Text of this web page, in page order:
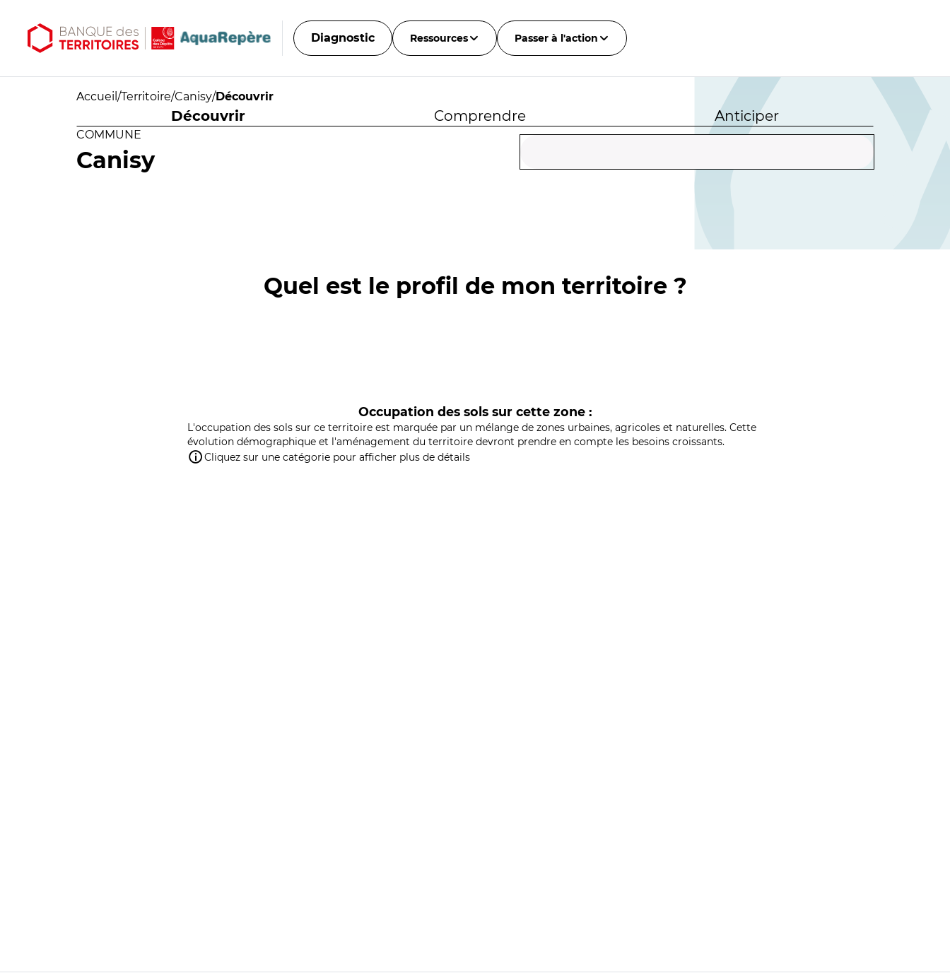
Diagnostic Ressources Passer à l'action
Accueil /Territoire/Canisy/Découvrir
Découvrir Comprendre Anticiper
COMMUNE
Canisy
Quel est le profil de mon territoire ?
Occupation des sols sur cette zone :
L'occupation des sols sur ce territoire est marquée par un mélange de zones urbaines, agricoles et naturelles. Cette
évolution démographique et l'aménagement du territoire devront prendre en compte les besoins croissants.
Cliquez sur une catégorie pour afficher plus de détails